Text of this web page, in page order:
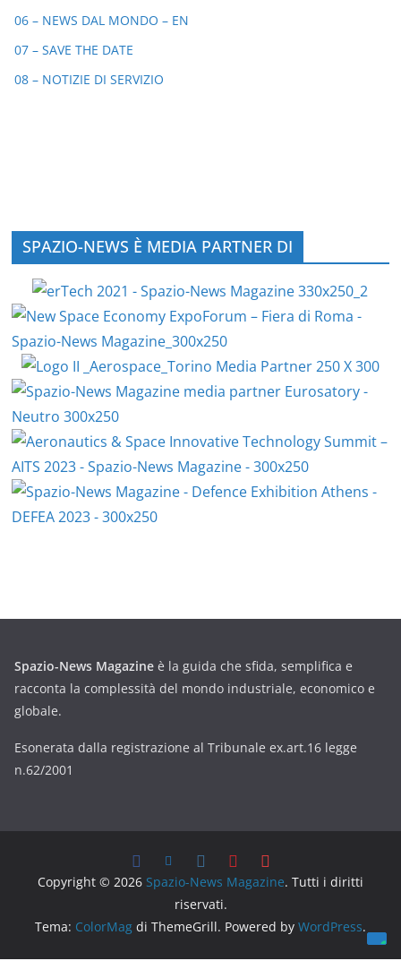
06 – NEWS DAL MONDO – EN
07 – SAVE THE DATE
08 – NOTIZIE DI SERVIZIO
SPAZIO-NEWS È MEDIA PARTNER DI
Spazio-News Magazine è la guida che sfida, semplifica e
racconta la complessità del mondo industriale, economico e
globale.
Esonerata dalla registrazione al Tribunale ex.art.16 legge
n.62/2001
Copyright © 2026 Spazio-News Magazine. Tutti i diritti
riservati.
Tema: ColorMag di ThemeGrill. Powered by WordPress.